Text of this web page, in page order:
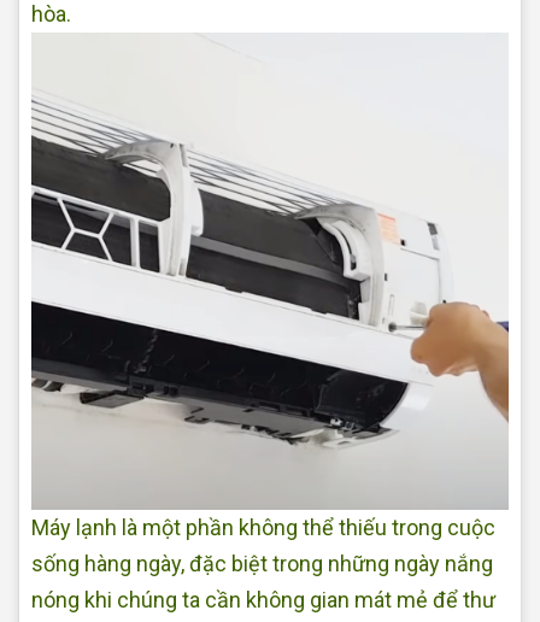
hòa.
Máy lạnh là một phần không thể thiếu trong cuộc
sống hàng ngày, đặc biệt trong những ngày nắng
nóng khi chúng ta cần không gian mát mẻ để thư